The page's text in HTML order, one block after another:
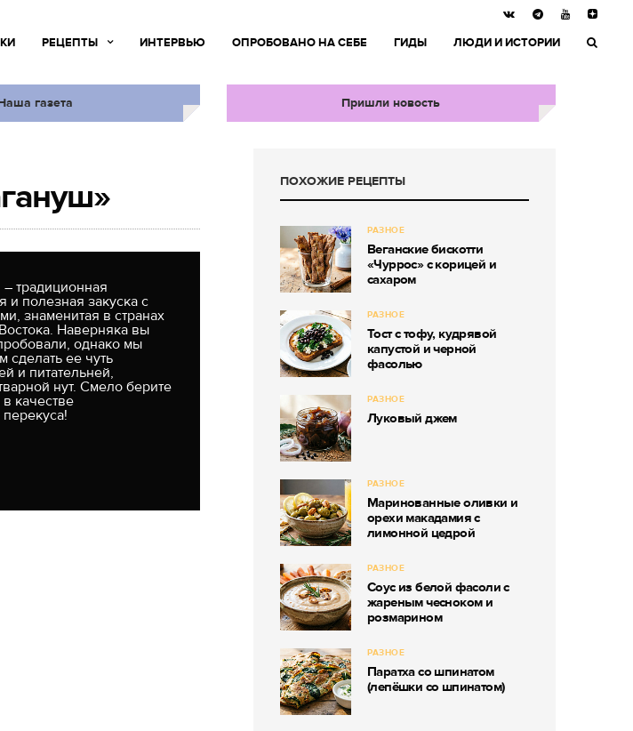
РЕЦЕПТЫ ИНТЕРВЬЮ ОПРОБОВАНО НА СЕБЕ ГИДЫ ЛЮДИ И ИСТОРИИ
газета Пришли новость
традиционная
и полезная закуска с
знаменитая в странах
Наверняка вы
однако мы
сделать ее чуть
и питательней,
нут. Смело берите
качестве
ПОХОЖИЕ РЕЦЕПТЫ
РАЗНОЕ
Веганские бискотти
«Чуррос» с корицей и
сахаром
РАЗНОЕ
Тост с тофу, кудрявой
капустой и черной
фасолью
РАЗНОЕ
Луковый джем
РАЗНОЕ
Маринованные оливки и
орехи макадамия с
лимонной цедрой
РАЗНОЕ
Соус из белой фасоли с
жареным чесноком и
розмарином
РАЗНОЕ
Паратха со шпинатом
(лепёшки со шпинатом)